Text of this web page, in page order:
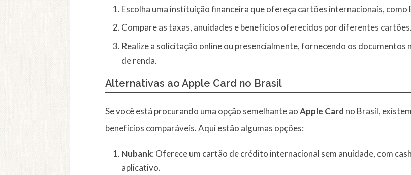
Escolha uma instituição financeira que ofereça cartões internacionais, como
Compare as taxas, anuidades e benefícios oferecidos por diferentes cartões.
Realize a solicitação online ou presencialmente, fornecendo os documentos
de renda.
Alternativas ao Apple Card no Brasil
Se você está procurando uma opção semelhante aoApple Card no Brasil,
benefícios comparáveis. Aqui estão algumas opções:
Nubank: Oferece um cartão de crédito internacional sem anuidade, com
aplicativo.